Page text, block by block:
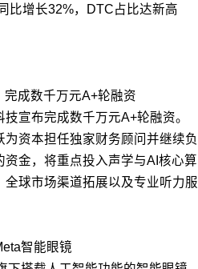
比增长32%，DTC占比达新高
成数千万元A+轮融资
宣布完成数千万元A+轮融资。
资本担任独家财务顾问并继续负
金，将重点投入声学与AI核心算
球市场渠道拓展以及专业听力服
智能眼镜